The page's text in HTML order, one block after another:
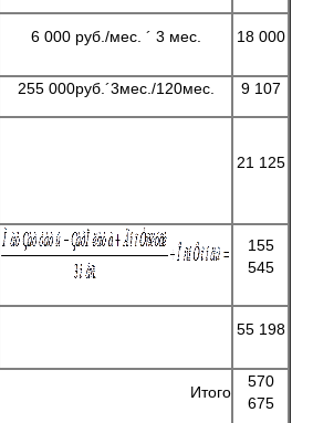
6 000 руб./мес. ´ 3 мес. 18 000
255 000руб.´3мес./120мес. 9 107
21 125
155
545
55 198
Итого
570
675